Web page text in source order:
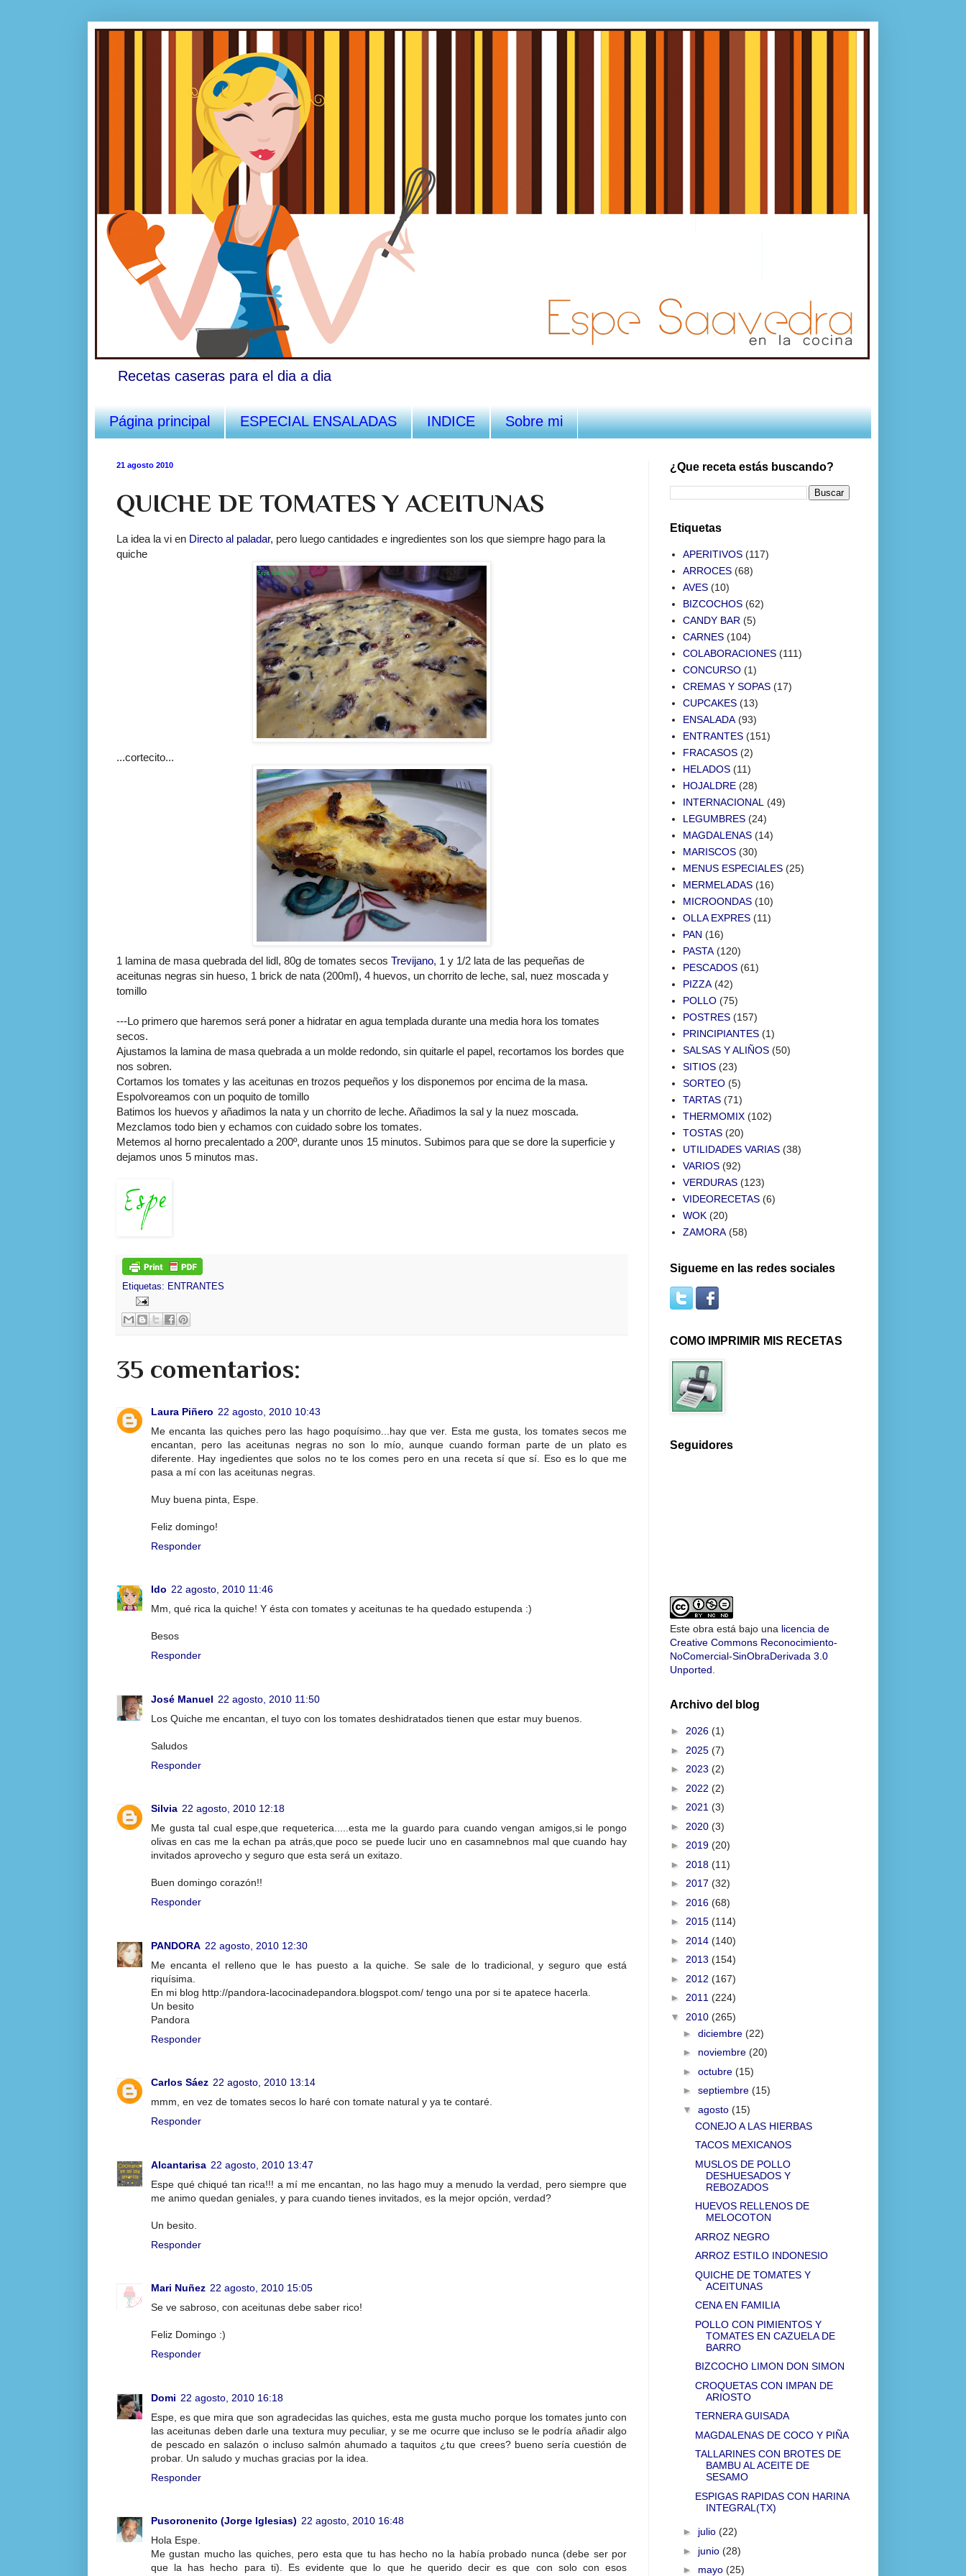
Recetas caseras para el dia a dia
Página principal ESPECIAL ENSALADAS INDICE Sobre mi
21 agosto 2010
QUICHE DE TOMATES Y ACEITUNAS
La idea la vi en Directo al paladar, pero luego cantidades e ingredientes son los que siempre hago para la
quiche
...cortecito...
1 lamina de masa quebrada del lidl, 80g de tomates secos Trevijano, 1 y 1/2 lata de las pequeñas de
aceitunas negras sin hueso, 1 brick de nata (200ml), 4 huevos, un chorrito de leche, sal, nuez moscada y
tomillo
---Lo primero que haremos será poner a hidratar en agua templada durante una media hora los tomates
secos.
Ajustamos la lamina de masa quebrada a un molde redondo, sin quitarle el papel, recortamos los bordes que
nos sobren.
Cortamos los tomates y las aceitunas en trozos pequeños y los disponemos por encima de la masa.
Espolvoreamos con un poquito de tomillo
Batimos los huevos y añadimos la nata y un chorrito de leche. Añadimos la sal y la nuez moscada.
Mezclamos todo bien y echamos con cuidado sobre los tomates.
Metemos al horno precalentado a 200º, durante unos 15 minutos. Subimos para que se dore la superficie y
dejamos unos 5 minutos mas.
Etiquetas: ENTRANTES
35 comentarios:
Laura Piñero 22 agosto, 2010 10:43
Me encanta las quiches pero las hago poquísimo...hay que ver. Esta me gusta, los tomates secos me
encantan, pero las aceitunas negras no son lo mío, aunque cuando forman parte de un plato es
diferente. Hay ingedientes que solos no te los comes pero en una receta sí que sí. Eso es lo que me
pasa a mí con las aceitunas negras.
Muy buena pinta, Espe.
Feliz domingo!
Responder
Ido 22 agosto, 2010 11:46
Mm, qué rica la quiche! Y ésta con tomates y aceitunas te ha quedado estupenda :)
Besos
Responder
José Manuel 22 agosto, 2010 11:50
Los Quiche me encantan, el tuyo con los tomates deshidratados tienen que estar muy buenos.
Saludos
Responder
Silvia 22 agosto, 2010 12:18
Me gusta tal cual espe,que requeterica.....esta me la guardo para cuando vengan amigos,si le pongo
olivas en cas me la echan pa atrás,que poco se puede lucir uno en casamnebnos mal que cuando hay
invitados aprovecho y seguro que esta será un exitazo.
Buen domingo corazón!!
Responder
PANDORA 22 agosto, 2010 12:30
Me encanta el relleno que le has puesto a la quiche. Se sale de lo tradicional, y seguro que está
riquísima.
En mi blog http://pandora-lacocinadepandora.blogspot.com/ tengo una por si te apatece hacerla.
Un besito
Pandora
Responder
Carlos Sáez 22 agosto, 2010 13:14
mmm, en vez de tomates secos lo haré con tomate natural y ya te contaré.
Responder
Alcantarisa 22 agosto, 2010 13:47
Espe qué chiqué tan rica!!! a mí me encantan, no las hago muy a menudo la verdad, pero siempre que
me animo quedan geniales, y para cuando tienes invitados, es la mejor opción, verdad?
Un besito.
Responder
Mari Nuñez 22 agosto, 2010 15:05
Se ve sabroso, con aceitunas debe saber rico!
Feliz Domingo :)
Responder
Domi 22 agosto, 2010 16:18
Espe, es que mira que son agradecidas las quiches, esta me gusta mucho porque los tomates junto con
las aceitunas deben darle una textura muy peculiar, y se me ocurre que incluso se le podría añadir algo
de pescado en salazón o incluso salmón ahumado a taquitos ¿tu que crees? bueno sería cuestión de
probar. Un saludo y muchas gracias por la idea.
Responder
Pusoronenito (Jorge Iglesias) 22 agosto, 2010 16:48
Hola Espe.
Me gustan mucho las quiches, pero esta que tu has hecho no la había probado nunca (debe ser por
que la has hecho para ti). Es evidente que lo que he querido decir es que con solo con esos
¿Que receta estás buscando?
Etiquetas
APERITIVOS (117)
ARROCES (68)
AVES (10)
BIZCOCHOS (62)
CANDY BAR (5)
CARNES (104)
COLABORACIONES (111)
CONCURSO (1)
CREMAS Y SOPAS (17)
CUPCAKES (13)
ENSALADA (93)
ENTRANTES (151)
FRACASOS (2)
HELADOS (11)
HOJALDRE (28)
INTERNACIONAL (49)
LEGUMBRES (24)
MAGDALENAS (14)
MARISCOS (30)
MENUS ESPECIALES (25)
MERMELADAS (16)
MICROONDAS (10)
OLLA EXPRES (11)
PAN (16)
PASTA (120)
PESCADOS (61)
PIZZA (42)
POLLO (75)
POSTRES (157)
PRINCIPIANTES (1)
SALSAS Y ALIÑOS (50)
SITIOS (23)
SORTEO (5)
TARTAS (71)
THERMOMIX (102)
TOSTAS (20)
UTILIDADES VARIAS (38)
VARIOS (92)
VERDURAS (123)
VIDEORECETAS (6)
WOK (20)
ZAMORA (58)
Sigueme en las redes sociales
COMO IMPRIMIR MIS RECETAS
Seguidores
Este obra está bajo una licencia de
Creative Commons Reconocimiento-
NoComercial-SinObraDerivada 3.0
Unported
Archivo del blog
► 2026 (1)
► 2025 (7)
► 2023 (2)
► 2022 (2)
► 2021 (3)
► 2020 (3)
► 2019 (20)
► 2018 (11)
► 2017 (32)
► 2016 (68)
► 2015 (114)
► 2014 (140)
► 2013 (154)
► 2012 (167)
► 2011 (224)
▼ 2010 (265)
► diciembre (22)
► noviembre (20)
► octubre (15)
► septiembre (15)
▼ agosto (15)
CONEJO A LAS HIERBAS
TACOS MEXICANOS
MUSLOS DE POLLO
DESHUESADOS Y
REBOZADOS
HUEVOS RELLENOS DE
MELOCOTON
ARROZ NEGRO
ARROZ ESTILO INDONESIO
QUICHE DE TOMATES Y
ACEITUNAS
CENA EN FAMILIA
POLLO CON PIMIENTOS Y
TOMATES EN CAZUELA DE
BARRO
BIZCOCHO LIMON DON SIMON
CROQUETAS CON IMPAN DE
ARIOSTO
TERNERA GUISADA
MAGDALENAS DE COCO Y PIÑA
TALLARINES CON BROTES DE
BAMBU AL ACEITE DE
SESAMO
ESPIGAS RAPIDAS CON HARINA
INTEGRAL(TX)
► julio (22)
► junio (28)
► mayo (25)